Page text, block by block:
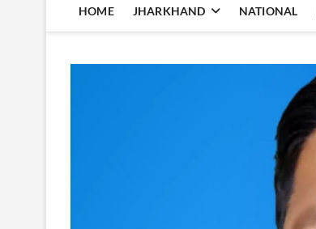
HOME JHARKHAND NATIONAL